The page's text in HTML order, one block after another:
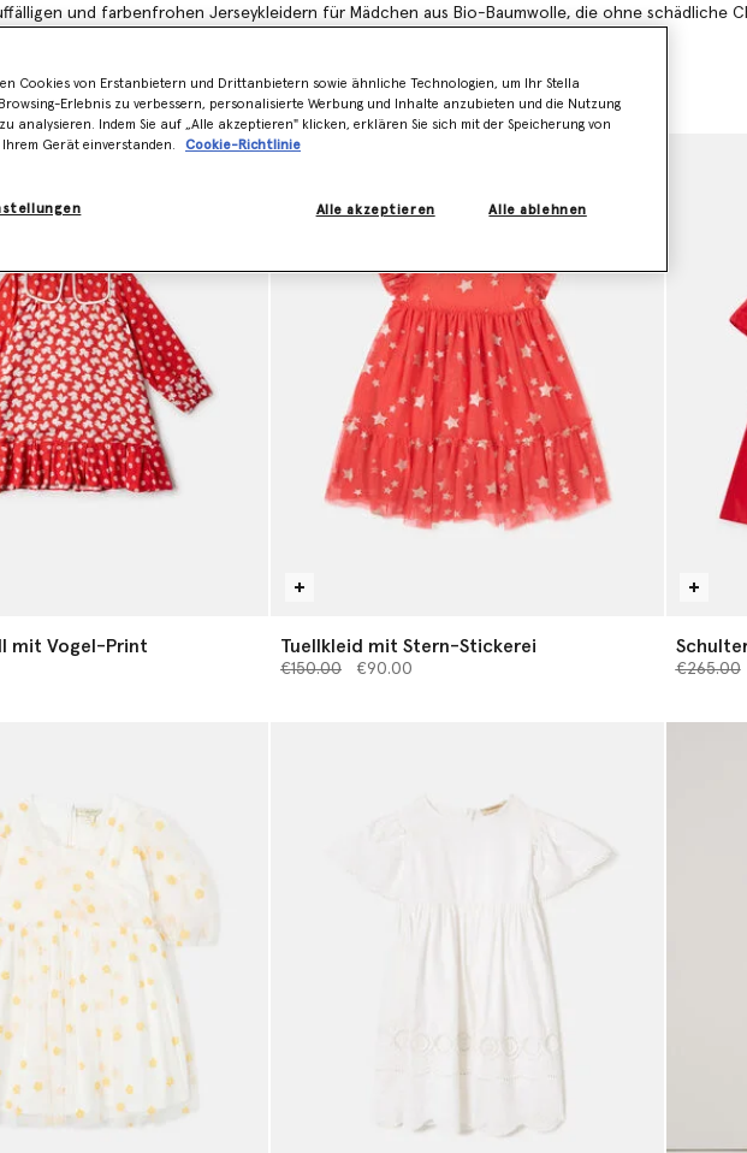
und farbenfrohen Jerseykleidern für Mädchen aus Bio-Baumwolle, die ohne schädliche
Ansicht des Modells Produktansicht
mit Vogel-Print Tuellkleid mit Stern-Stickerei
Preis reduziert von
€150.00bis€90.00 Preis
€265.00
Cookies von Erstanbietern und Drittanbietern sowie ähnliche Technologien, um Ihr Stella
Erlebnis zu verbessern, personalisierte Werbung und Inhalte anzubieten und die Nutzung
analysieren. Indem Sie auf „Alle akzeptieren" klicken, erklären Sie sich mit der Speicherung von
Gerät einverstanden.
Cookie-Richtlinie
Alle ablehnen
Alle akzeptieren